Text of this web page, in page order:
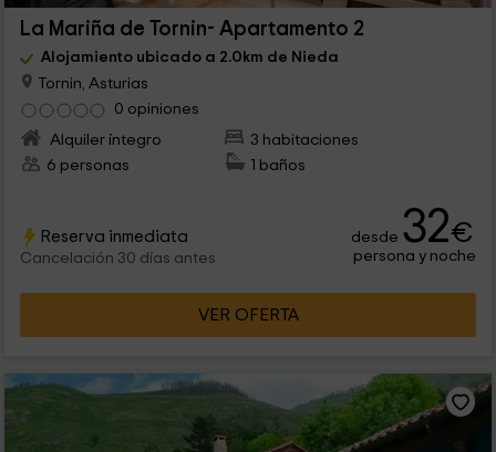
La Mariña de Tornin- Apartamento 2
Alojamiento ubicado a 2.0km de Nieda
Tornin, Asturias
0 opiniones
Alquiler íntegro
3 habitaciones
6 personas
1 baños
Reserva inmediata
Cancelación 30 días antes
desde 32€
persona y noche
VER OFERTA